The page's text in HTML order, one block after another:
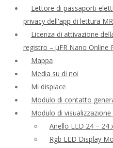
Lettore di passaporti
privacy dell'app di lettura
Licenza di attivazione
registro – μFR Nano Online
Mappa
Media su di noi
Mi dispiace
Modulo di contatto
Modulo di
Anello LED 24 – 24
Rgb LED Display